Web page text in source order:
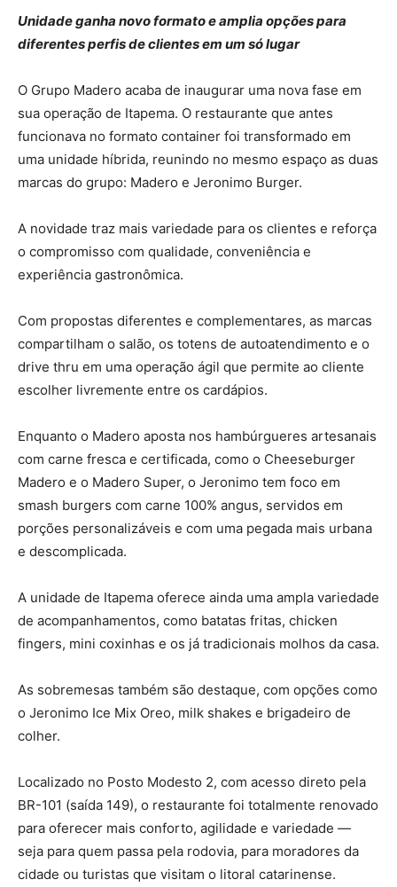
Unidade ganha novo formato e amplia opções para
diferentes perfis de clientes em um só lugar
O Grupo Madero acaba de inaugurar uma nova fase em
sua operação de Itapema. O restaurante que antes
funcionava no formato container foi transformado em
uma unidade híbrida, reunindo no mesmo espaço as duas
marcas do grupo: Madero e Jeronimo Burger.
A novidade traz mais variedade para os clientes e reforça
o compromisso com qualidade, conveniência e
experiência gastronômica.
Com propostas diferentes e complementares, as marcas
compartilham o salão, os totens de autoatendimento e o
drive thru em uma operação ágil que permite ao cliente
escolher livremente entre os cardápios.
Enquanto o Madero aposta nos hambúrgueres artesanais
com carne fresca e certificada, como o Cheeseburger
Madero e o Madero Super, o Jeronimo tem foco em
smash burgers com carne 100% angus, servidos em
porções personalizáveis e com uma pegada mais urbana
e descomplicada.
A unidade de Itapema oferece ainda uma ampla variedade
de acompanhamentos, como batatas fritas, chicken
fingers, mini coxinhas e os já tradicionais molhos da casa.
As sobremesas também são destaque, com opções como
o Jeronimo Ice Mix Oreo, milk shakes e brigadeiro de
colher.
Localizado no Posto Modesto 2, com acesso direto pela
BR-101 (saída 149), o restaurante foi totalmente renovado
para oferecer mais conforto, agilidade e variedade —
seja para quem passa pela rodovia, para moradores da
cidade ou turistas que visitam o litoral catarinense.